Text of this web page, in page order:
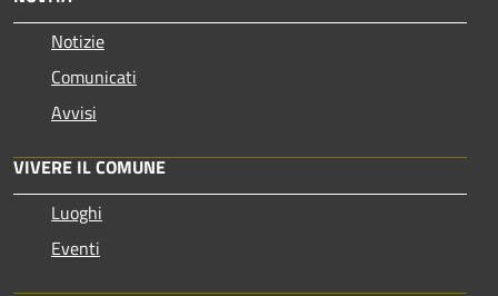
Notizie
Comunicati
Avvisi
VIVERE IL COMUNE
Luoghi
Eventi